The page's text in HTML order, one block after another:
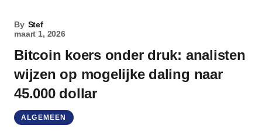
By Stef
maart 1, 2026
Bitcoin koers onder druk: analisten
wijzen op mogelijke daling naar
45.000 dollar
ALGEMEEN